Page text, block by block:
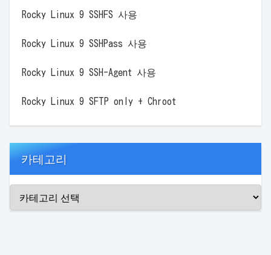
Rocky Linux 9 SSHFS 사용
Rocky Linux 9 SSHPass 사용
Rocky Linux 9 SSH-Agent 사용
Rocky Linux 9 SFTP only + Chroot
카테고리